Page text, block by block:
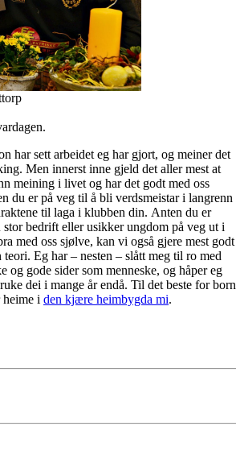
har sett arbeidet eg har gjort, og meiner det
Men innerst inne gjeld det aller mest at
meining i livet og har det godt med oss
du er på veg til å bli verdsmeistar i langrenn
til laga i klubben din. Anten du er
bedrift eller usikker ungdom på veg ut i
med oss sjølve, kan vi også gjere mest godt
Eg har – nesten – slått meg til ro med
og gode sider som menneske, og håper eg
dei i mange år endå. Til det beste for
heime i den kjære heimbygda mi.